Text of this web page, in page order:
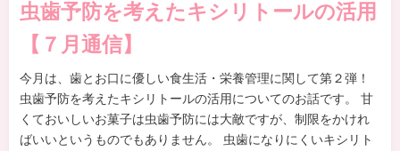
虫歯予防を考えたキシリトールの活用
【７月通信】
今月は、歯とお口に優しい食生活・栄養管理に関して第２弾！
虫歯予防を考えたキシリトールの活用についてのお話です。 甘
くておいしいお菓子は虫歯予防には大敵ですが、制限をかけれ
ばいいというものでもありません。 虫歯になりにくいキシリト